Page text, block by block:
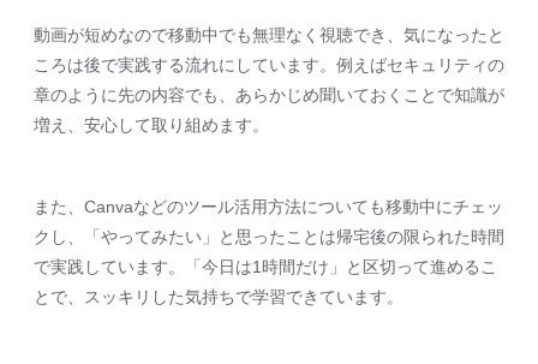
動画が短めなので移動中でも無理なく視聴でき、気になったと
ころは後で実践する流れにしています。例えばセキュリティの
章のように先の内容でも、あらかじめ聞いておくことで知識が
増え、安心して取り組めます。
また、Canvaなどのツール活用方法についても移動中にチェッ
クし、「やってみたい」と思ったことは帰宅後の限られた時間
で実践しています。「今日は1時間だけ」と区切って進めるこ
とで、スッキリした気持ちで学習できています。